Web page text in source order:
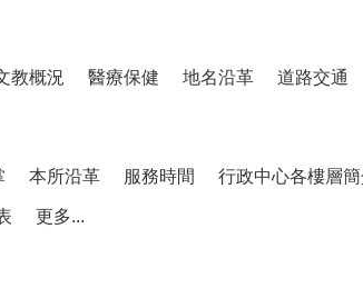
教概況 醫療保健 地名沿革 道路交通
本所沿革 服務時間 行政中心各樓層
更多...